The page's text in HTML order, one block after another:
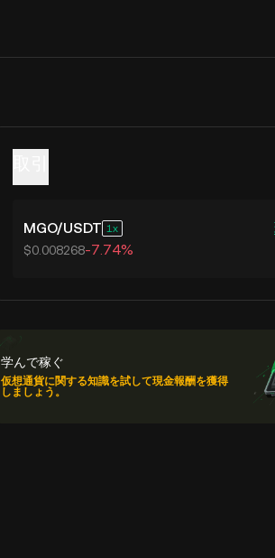
MGO/USDT 1
$0.008268-7.74%
学んで稼ぐ
仮想通貨に関する知識を試して現金報酬を獲得
しましょう。